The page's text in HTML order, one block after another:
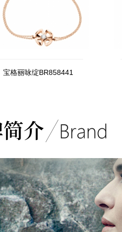
宝格丽咏绽BR858441